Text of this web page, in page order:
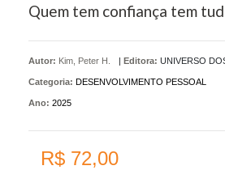
Quem tem confiança tem
Autor: Kim, Peter H. | Editora: UNIVERSO
Categoria: DESENVOLVIMENTO PESSOAL
Ano: 2025
R$ 72,00